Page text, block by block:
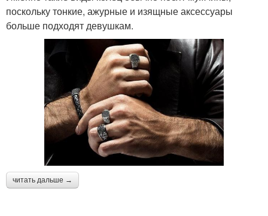
поскольку тонкие, ажурные и изящные аксессуары
больше подходят девушкам.
читать дальше →